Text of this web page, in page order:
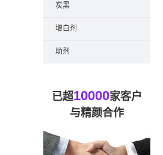
炭黑
增白剂
助剂
已超10000家客户
与精颜合作